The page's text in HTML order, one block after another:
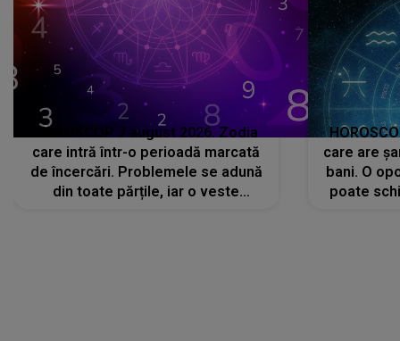
HOROSCOP 7 august 2026. Zodia
care intră într-o perioadă marcată
de încercări. Problemele se adună
din toate părțile, iar o veste
care are
bani. O
poate